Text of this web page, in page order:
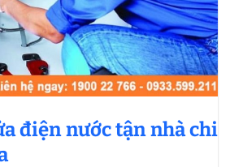
điện nước tận nhà chi